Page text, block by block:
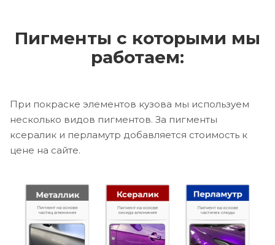
Пигменты с которыми мы
работаем:
При покраске элементов кузова мы используем
несколько видов пигментов. За пигменты
ксералик и перламутр добавляется стоимость к
цене на сайте.